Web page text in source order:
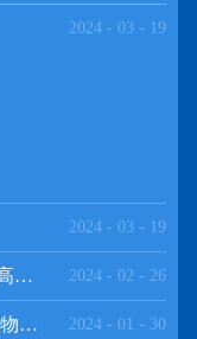
2024 - 03 - 19
2024 - 03 - 19
物流“大动脉” 网络“氢”先行 7个氢能高速场景落地京津冀 2024 - 02 - 26
货畅其流，一城繁华——看烟台现代物流发展 2024 - 01 - 30
频道
>>